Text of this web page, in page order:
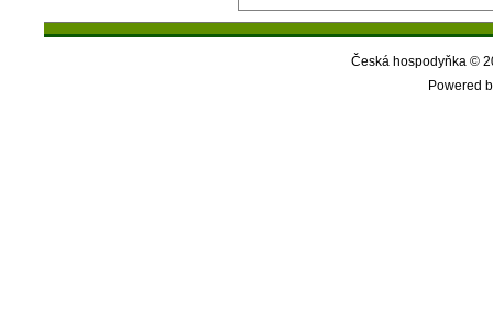
Česká hospodyňka ©
Powered